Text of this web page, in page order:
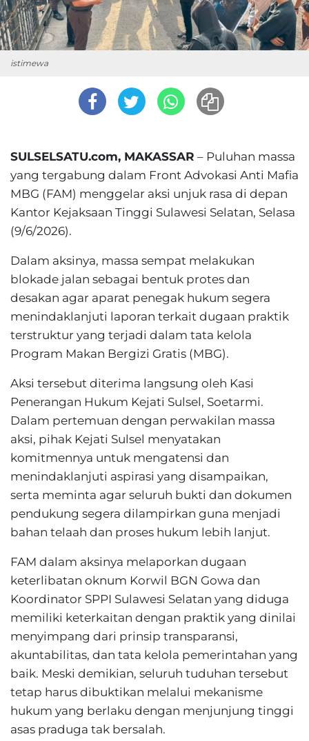
istimewa
SULSELSATU.com, MAKASSAR – Puluhan massa
yang tergabung dalam Front Advokasi Anti Mafia
MBG (FAM) menggelar aksi unjuk rasa di depan
Kantor Kejaksaan Tinggi Sulawesi Selatan, Selasa
(9/6/2026).
Dalam aksinya, massa sempat melakukan
blokade jalan sebagai bentuk protes dan
desakan agar aparat penegak hukum segera
menindaklanjuti laporan terkait dugaan praktik
terstruktur yang terjadi dalam tata kelola
Program Makan Bergizi Gratis (MBG).
Aksi tersebut diterima langsung oleh Kasi
Penerangan Hukum Kejati Sulsel, Soetarmi.
Dalam pertemuan dengan perwakilan massa
aksi, pihak Kejati Sulsel menyatakan
komitmennya untuk mengatensi dan
menindaklanjuti aspirasi yang disampaikan,
serta meminta agar seluruh bukti dan dokumen
pendukung segera dilampirkan guna menjadi
bahan telaah dan proses hukum lebih lanjut.
FAM dalam aksinya melaporkan dugaan
keterlibatan oknum Korwil BGN Gowa dan
Koordinator SPPI Sulawesi Selatan yang diduga
memiliki keterkaitan dengan praktik yang dinilai
menyimpang dari prinsip transparansi,
akuntabilitas, dan tata kelola pemerintahan yang
baik. Meski demikian, seluruh tuduhan tersebut
tetap harus dibuktikan melalui mekanisme
hukum yang berlaku dengan menjunjung tinggi
asas praduga tak bersalah.